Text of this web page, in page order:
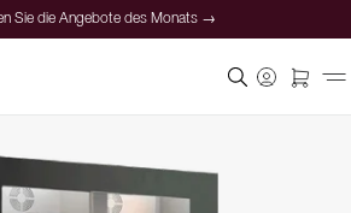
Sie die Angebote des Monats →